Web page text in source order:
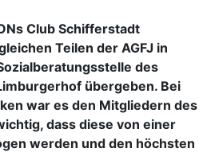
Club Schifferstadt
Teilen der AGFJ in
des
übergeben. Bei
war es den Mitgliedern des
dass diese von einer
werden und den höchsten